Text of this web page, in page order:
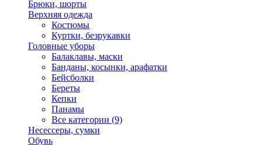
Брюки, шорты
Верхняя одежда
Костюмы
Куртки, безрукавки
Головные уборы
Балаклавы, маски
Банданы, косынки, арафатки
Бейсболки
Береты
Кепки
Панамы
Все категории (9)
Несессеры, сумки
Обувь